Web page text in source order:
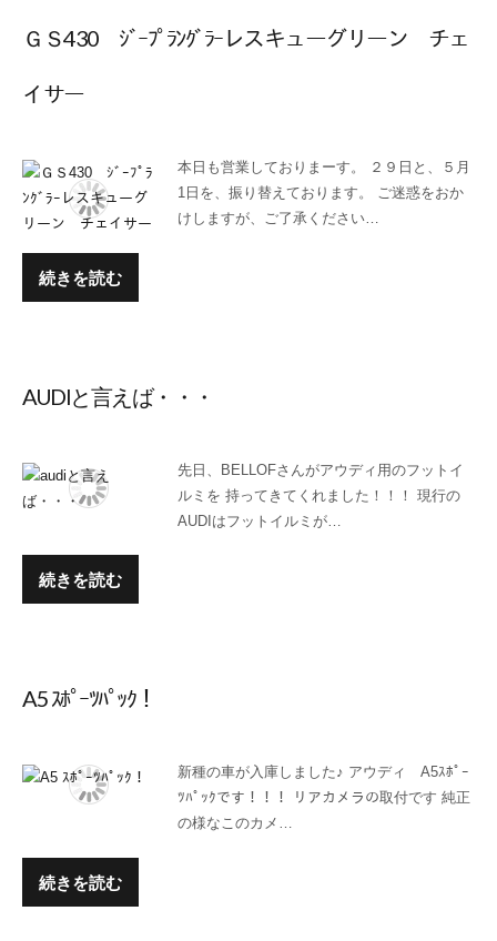
ＧＳ430 ｼﾞｰﾌﾟﾗﾝｸﾞﾗｰレスキューグリーン チェ
イサー
本日も営業しておりまーす。 ２９日と、５月
1日を、振り替えております。 ご迷惑をおか
けしますが、ご了承ください…
続きを読む
AUDIと言えば・・・
先日、BELLOFさんがアウディ用のフットイ
ルミを 持ってきてくれました！！！ 現行の
AUDIはフットイルミが…
続きを読む
A5 ｽﾎﾟｰﾂﾊﾟｯｸ！
新種の車が入庫しました♪ アウディ A5ｽﾎﾟｰ
ﾂﾊﾟｯｸです！！！ リアカメラの取付です 純正
の様なこのカメ…
続きを読む